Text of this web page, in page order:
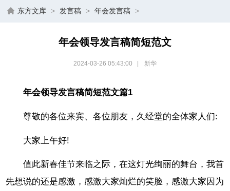
东方文库 > 发言稿 > 年会发言稿 >
年会领导发言稿简短范文
2024-03-26 05:43:00 新华
年会领导发言稿简短范文篇1
尊敬的各位来宾、各位朋友，久经堂的全体家人们:
大家上午好!
值此新春佳节来临之际，在这灯光绚丽的舞台，我首
先想说的还是感激，感激大家灿烂的笑脸，感激大家因为